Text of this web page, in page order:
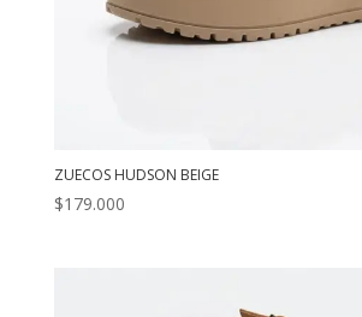
ZUECOS HUDSON BEIGE
$179.000